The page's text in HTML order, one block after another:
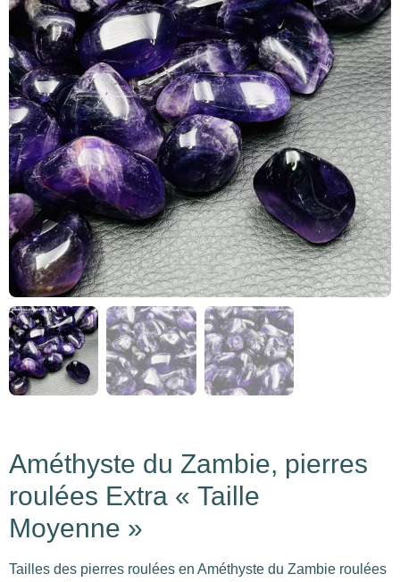
Améthyste du Zambie, pierres
roulées Extra « Taille
Moyenne »
Tailles des pierres roulées en Améthyste du Zambie roulées